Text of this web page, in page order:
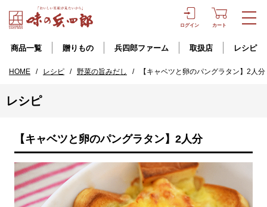
ログイン カート
商品一覧 贈りもの 兵四郎ファーム 取扱店 レシピ
HOME / レシピ / 野菜の旨みだし / 【キャベツと卵のパングラタン】2人分
レシピ
【キャベツと卵のパングラタン】2人分